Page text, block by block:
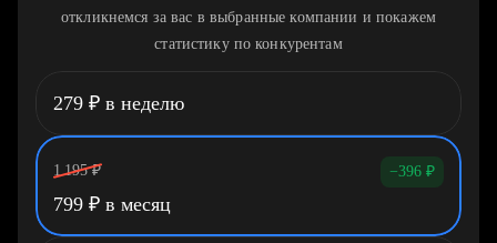
откликнемся за вас в выбранные компании и покажем
статистику по конкурентам
279 ₽ в неделю
1 195 ₽ −396 ₽
799 ₽ в месяц